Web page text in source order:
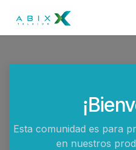
Esta comunidad es para
en nuestros